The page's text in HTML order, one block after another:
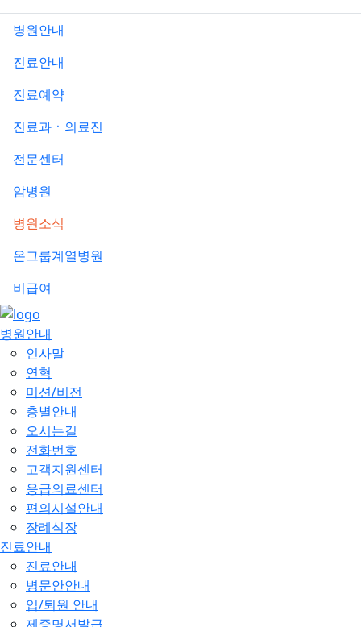
병원안내
진료안내
진료예약
진료과ㆍ의료진
전문센터
암병원
병원소식
온그룹계열병원
비급여
병원안내
인사말
연혁
미션/비전
층별안내
오시는길
전화번호
고객지원센터
응급의료센터
편의시설안내
장례식장
진료안내
진료안내
병문안안내
입/퇴원 안내